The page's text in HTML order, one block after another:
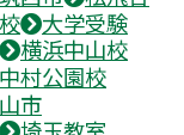
大学受験
横浜中山校
村公園校
市